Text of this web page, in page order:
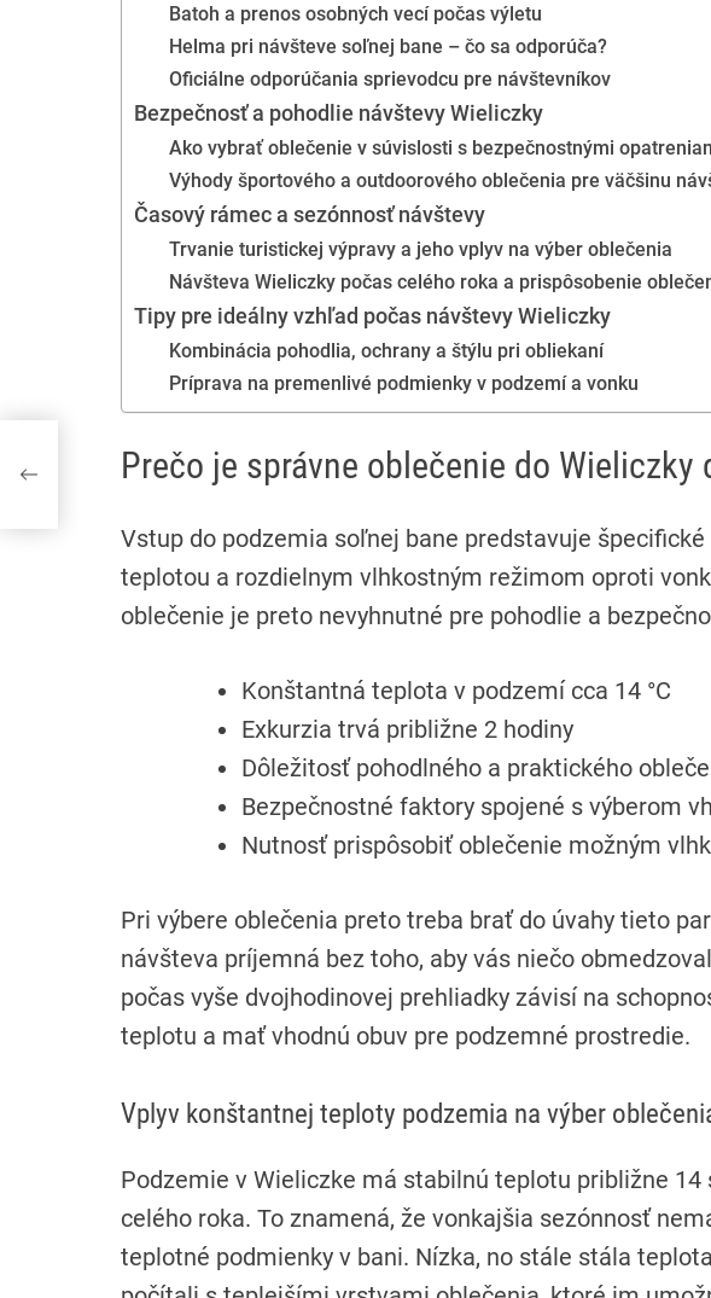
Batoh a prenos osobných vecí počas výletu
Helma pri návšteve soľnej bane – čo sa odporúča?
Oficiálne odporúčania sprievodcu pre návštevníkov
Bezpečnosť a pohodlie návštevy Wieliczky
Ako vybrať oblečenie v súvislosti s bezpečnostnými
Výhody športového a outdoorového oblečenia pre väčšinu
Časový rámec a sezónnosť návštevy
Trvanie turistickej výpravy a jeho vplyv na výber oblečenia
Návšteva Wieliczky počas celého roka a prispôsobenie
Tipy pre ideálny vzhľad počas návštevy Wieliczky
Kombinácia pohodlia, ochrany a štýlu pri obliekaní
Príprava na premenlivé podmienky v podzemí a vonku
Prečo je správne oblečenie do Wieliczky
Vstup do podzemia soľnej bane predstavuje
teplotou a rozdielnym vlhkostným režimom oproti
oblečenie je preto nevyhnutné pre pohodlie a
Konštantná teplota v podzemí cca 14 °C
Exkurzia trvá približne 2 hodiny
Dôležitosť pohodlného a praktického
Bezpečnostné faktory spojené s výberom
Nutnosť prispôsobiť oblečenie možným
Pri výbere oblečenia preto treba brať do úvahy tieto
návšteva príjemná bez toho, aby vás niečo
počas vyše dvojhodinovej prehliadky závisí na
teplotu a mať vhodnú obuv pre podzemné prostredie.
Vplyv konštantnej teploty podzemia na výber
Podzemie v Wieliczke má stabilnú teplotu približne 14
celého roka. To znamená, že vonkajšia sezónnosť
teplotné podmienky v bani. Nízka, no stále stála